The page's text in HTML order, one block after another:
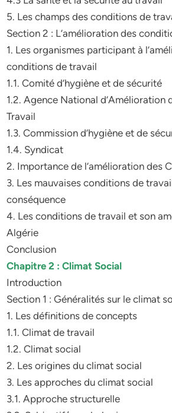
5. Les champs des conditions de
Section 2 : L’amélioration des
1. Les organismes participant à
conditions de travail
1.1. Comité d’hygiène et de sécurité
1.2. Agence National d’Amélioration
Travail
1.3. Commission d’hygiène et de
1.4. Syndicat
2. Importance de l’amélioration des
3. Les mauvaises conditions de
conséquence
4. Les conditions de travail et son
Algérie
Conclusion
Chapitre 2 : Climat Social
Introduction
Section 1 : Généralités sur le climat
1. Les définitions de concepts
1.1. Climat de travail
1.2. Climat social
2. Les origines du climat social
3. Les approches du climat social
3.1. Approche structurelle